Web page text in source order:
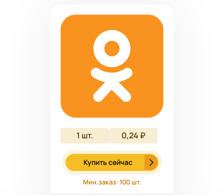
1 шт. 0,24 ₽
Купить сейчас
Мин.заказ: 100 шт.